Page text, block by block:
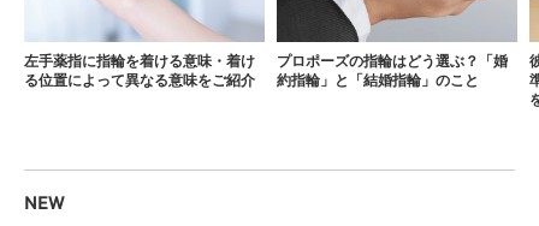
左手薬指に指輪を着ける意味・着け
る位置によって異なる意味をご紹介
プロポーズの指輪はどう選ぶ？「婚
約指輪」と「結婚指輪」のこと
NEW